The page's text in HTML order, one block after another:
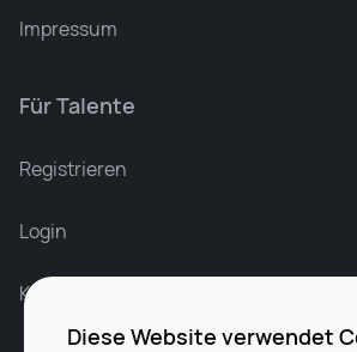
Impressum
Für Talente
Registrieren
Login
Karriere bei Rocken
Diese Website verwendet